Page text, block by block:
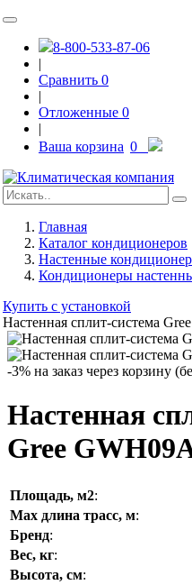
8-800-533-87-06
|
Сравнить 0
|
Отложенные 0
|
Ваша корзина 0
Главная
Каталог кондиционеров
Настенные
Кондиционеры
Купить с установкой
Настенная сплит-система
-3% на заказ через корзину
Настенная
Gree
Площадь, м2:
Max длина трасс, м:
Бренд:
Вес, кг:
Высота, см: